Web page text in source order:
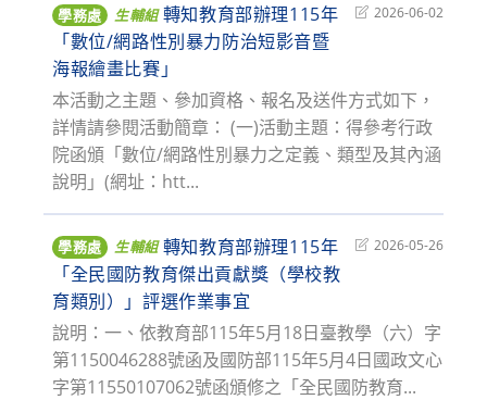
學務處 生輔組 轉知教育部辦理115年
「數位/網路性別暴力防治短影音暨
海報繪畫比賽」
Post2026-06-02
本活動之主題、參加資格、報名及送件方式如下，
詳情請參閱活動簡章： (一)活動主題：得參考行政
院函頒「數位/網路性別暴力之定義、類型及其內涵
說明」(網址：htt...
學務處 生輔組 轉知教育部辦理115年
「全民國防教育傑出貢獻獎（學校教
育類別）」評選作業事宜
Post2026-05-26
說明：一、依教育部115年5月18日臺教學（六）字
第1150046288號函及國防部115年5月4日國政文心
字第11550107062號函頒修之「全民國防教育...